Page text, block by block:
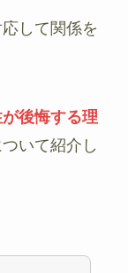
して関係を
後悔する理
いて紹介し